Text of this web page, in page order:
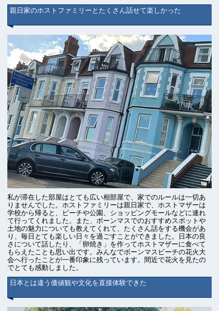
親日家のホストファミリーとたくさん話せて楽しかった
私が滞在した部屋はとても広い相部屋で、家でのルールは一切あ
りませんでした。ホストファミリーは親日家で、ホストマザーは
学校から帰ると、ビーチや公園、ショッピングモールなどに連れ
て行ってくれました。また、ボーンマスでのおすすめスポットや
土地の魅力についても教えてくれて、たくさん話をする機会があ
り、毎日とても楽しい日々を過ごすことができました。日本の良
さについて話したり、「卵焼き」を作ってホストマザーに食べて
もらえたことも思い出です。みんなでボーンマスビーチの花火大
会へ行ったことが一番印象に残っています。間近で花火を見たの
でとても感動しました。
日本とは違う価値観や文化を直接体験できた